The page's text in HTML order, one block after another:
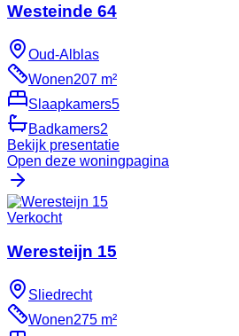
Westeinde 64
Oud-Alblas
Wonen207 m²
Slaapkamers5
Badkamers2
Bekijk presentatie
Open deze woningpagina
Verkocht
Weresteijn 15
Sliedrecht
Wonen275 m²